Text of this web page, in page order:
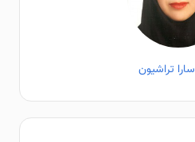
سارا تراشیون